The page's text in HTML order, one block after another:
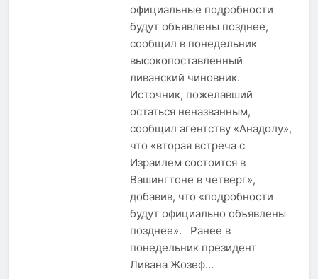
официальные подробности
будут объявлены позднее,
сообщил в понедельник
высокопоставленный
ливанский чиновник.
Источник, пожелавший
остаться неназванным,
сообщил агентству «Анадолу»,
что «вторая встреча с
Израилем состоится в
Вашингтоне в четверг»,
добавив, что «подробности
будут официально объявлены
позднее». Ранее в
понедельник президент
Ливана Жозеф…